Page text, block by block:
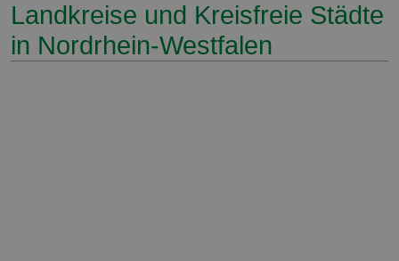
Landkreise und Kreisfreie Städte
in Nordrhein-Westfalen